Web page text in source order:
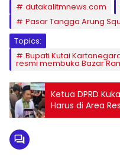
dutakalitmnews.com
Pasar Tangga Arung
Topics:
Bupati Kutai
resmi membuka Bazar
Ketua DPRD
Harus di Area